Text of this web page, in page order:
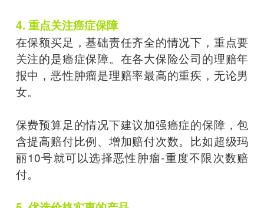
4. 重点关注癌症保障
在保额买足，基础责任齐全的情况下，重点要
关注的是癌症保障。在各大保险公司的理赔年
报中，恶性肿瘤是理赔率最高的重疾，无论男
女。
保费预算足的情况下建议加强癌症的保障，包
含提高赔付比例、增加赔付次数。比如超级玛
丽10号就可以选择恶性肿瘤-重度不限次数赔
付。